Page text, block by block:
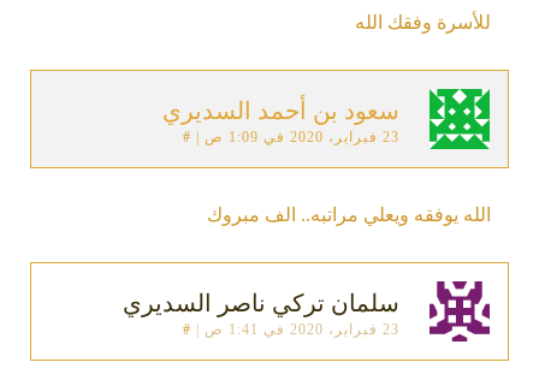
للأسرة وفقك الله
سعود بن أحمد السديري
23 فبراير، 2020 في 1:09 ص #
الله يوفقه ويعلي مراتبه.. الف مبروك
سلمان تركي ناصر السديري
23 فبراير، 2020 في 1:41 ص #